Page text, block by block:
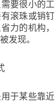
要很小的
滚珠或销
力的机构
发现。
于某些靠